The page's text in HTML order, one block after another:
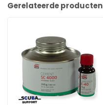
Gerelateerde producten